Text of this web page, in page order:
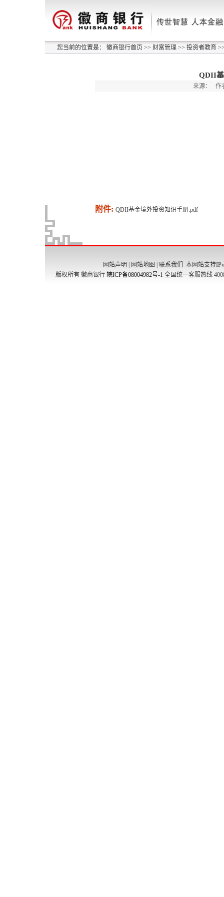
您当前的位置是： 徽商银行首页 >> 财富管理 >> 投资者教育
QDII
来源： 作
附件: QDII基金境外投资知识手册.pdf
网站声明 网站地图 联系我们
本网站支持
版权所有 徽商银行 皖ICP备08004982号-1 全国统一客服热线